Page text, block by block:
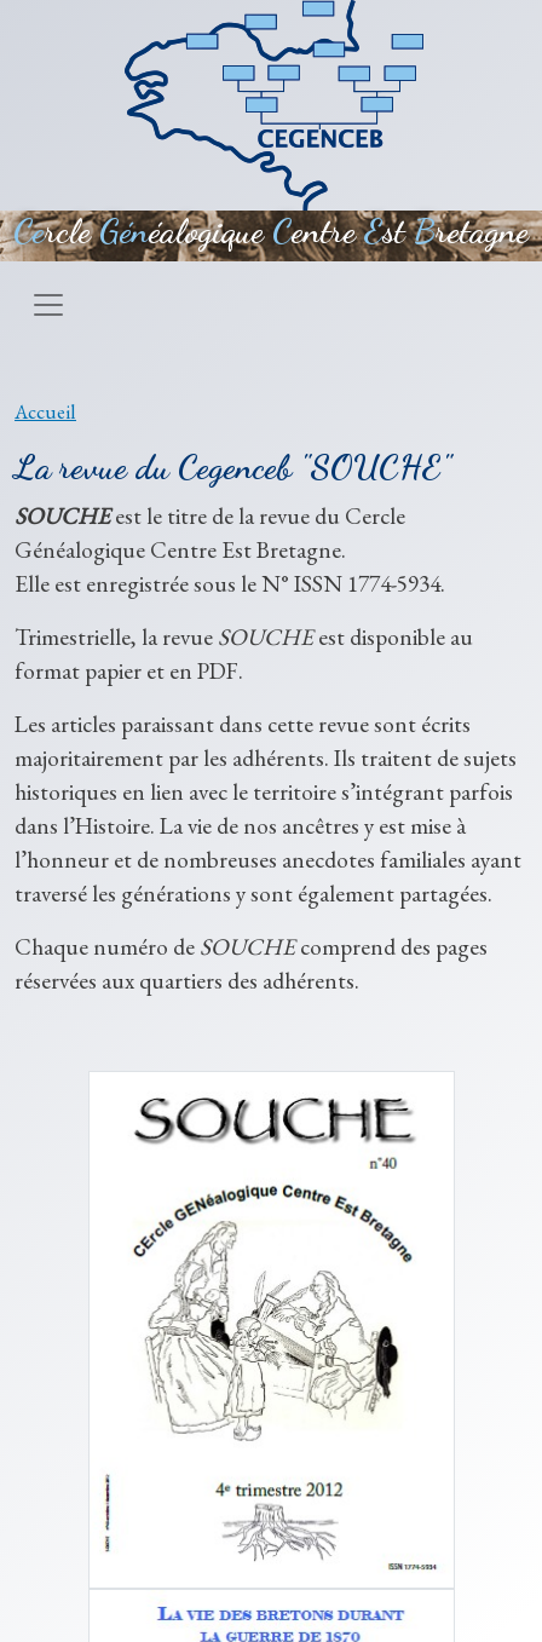
Aller au contenu principal
CercleGénéalogiqueCentreEstBretagne
Accueil
La revue du Cegenceb "SOUCHE"
SOUCHE est le titre de la revue du Cercle
Généalogique Centre Est Bretagne.
Elle est enregistrée sous le N° ISSN 1774-5934.
Trimestrielle, la revue SOUCHEest disponible au
format papier et en PDF.
Les articles paraissant dans cette revue sont écrits
majoritairement par les adhérents. Ils traitent de sujets
historiques en lien avec le territoire s’intégrant parfois
dans l’Histoire. La vie de nos ancêtres y est mise à
l’honneur et de nombreuses anecdotes familiales ayant
traversé les générations y sont également partagées.
Chaque numéro de SOUCHEcomprend des pages
réservées aux quartiers des adhérents.